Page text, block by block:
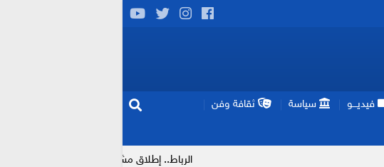
فيديـــو سياسة ثقافة وفن
الرباط.. إطلاق مشروع إزالة المواد الكيميائية الخطرة من سلسلة